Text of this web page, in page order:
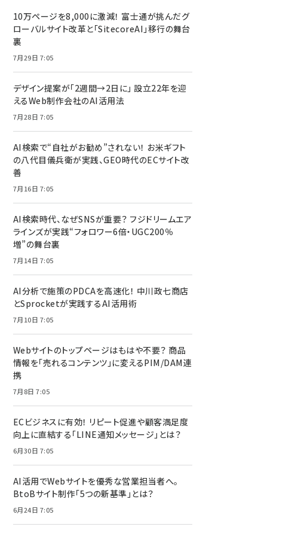
10万ページを8,000に激減！ 富士通が挑んだグ
ローバルサイト改革と「SitecoreAI」移行の舞台
裏
7月29日 7:05
デザイン提案が「2週間→2日に」 設立22年を迎
えるWeb制作会社のAI活用法
7月28日 7:05
AI検索で“自社がお勧め”されない！ お米ギフト
の八代目儀兵衛が実践、GEO時代のECサイト改
善
7月16日 7:05
AI検索時代、なぜSNSが重要？ フジドリームエア
ラインズが実践“フォロワー6倍・UGC200％
増”の舞台裏
7月14日 7:05
AI分析で施策のPDCAを高速化！ 中川政七商店
とSprocketが実践するAI活用術
7月10日 7:05
Webサイトのトップページはもはや不要？ 商品
情報を「売れるコンテンツ」に変えるPIM/DAM連
携
7月8日 7:05
ECビジネスに有効！ リピート促進や顧客満足度
向上に直結する「LINE通知メッセージ」とは？
6月30日 7:05
AI活用でWebサイトを優秀な営業担当者へ。
BtoBサイト制作「5つの新基準」とは？
6月24日 7:05